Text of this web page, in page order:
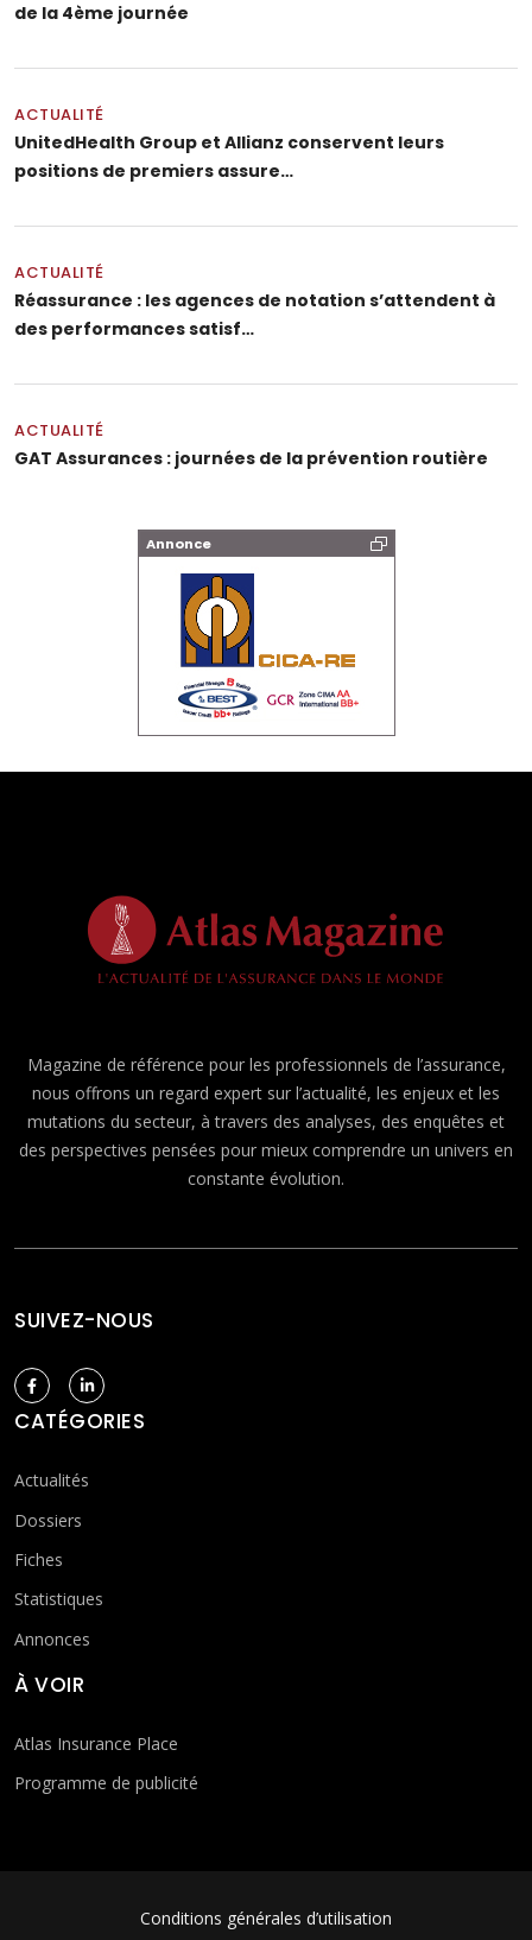
de la 4ème journée
ACTUALITÉ
UnitedHealth Group et Allianz conservent leurs
positions de premiers assure…
ACTUALITÉ
Réassurance : les agences de notation s’attendent à
des performances satisf…
ACTUALITÉ
GAT Assurances : journées de la prévention routière
Annonce
Magazine de référence pour les professionnels de l’assurance,
nous offrons un regard expert sur l’actualité, les enjeux et les
mutations du secteur, à travers des analyses, des enquêtes et
des perspectives pensées pour mieux comprendre un univers en
constante évolution.
SUIVEZ-NOUS
CATÉGORIES
Actualités
Dossiers
Fiches
Statistiques
Annonces
À VOIR
Atlas Insurance Place
Programme de publicité
FOOTER MENUConditions générales d’utilisation